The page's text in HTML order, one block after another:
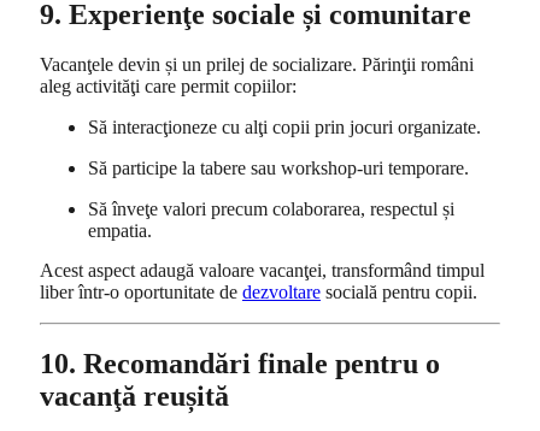
9. Experienţe sociale și comunitare
Vacanţele devin și un prilej de socializare. Părinţii români
aleg activităţi care permit copiilor:
Să interacţioneze cu alţi copii prin jocuri organizate.
Să participe la tabere sau workshop-uri temporare.
Să înveţe valori precum colaborarea, respectul și
empatia.
Acest aspect adaugă valoare vacanţei, transformând timpul
liber într-o oportunitate de dezvoltare socială pentru copii.
10. Recomandări finale pentru o
vacanţă reușită